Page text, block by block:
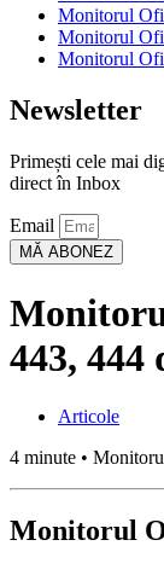
Monitorul
Monitorul
Monitorul
Newsletter
Primești cele mai
direct în Inbox
Email
MĂ ABONEZ
443, 444
Articole
4 minute •
Monitorul